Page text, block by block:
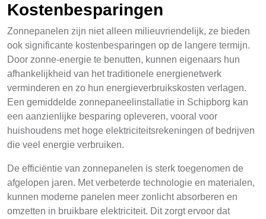
Kostenbesparingen
Zonnepanelen zijn niet alleen milieuvriendelijk, ze bieden
ook significante kostenbesparingen op de langere termijn.
Door zonne-energie te benutten, kunnen eigenaars hun
afhankelijkheid van het traditionele energienetwerk
verminderen en zo hun energieverbruikskosten verlagen.
Een gemiddelde zonnepaneelinstallatie in Schipborg kan
een aanzienlijke besparing opleveren, vooral voor
huishoudens met hoge elektriciteitsrekeningen of bedrijven
die veel energie verbruiken.
De efficiëntie van zonnepanelen is sterk toegenomen de
afgelopen jaren. Met verbeterde technologie en materialen,
kunnen moderne panelen meer zonlicht absorberen en
omzetten in bruikbare elektriciteit. Dit zorgt ervoor dat